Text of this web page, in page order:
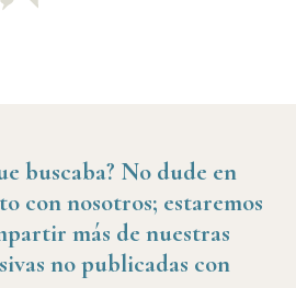
buscaba? No dude en
con nosotros; estaremos
más de nuestras
no publicadas con